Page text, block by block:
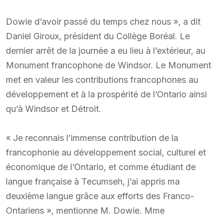
Dowie d’avoir passé du temps chez nous », a dit
Daniel Giroux, président du Collège Boréal. Le
dernier arrêt de la journée a eu lieu à l’extérieur, au
Monument francophone de Windsor. Le Monument
met en valeur les contributions francophones au
développement et à la prospérité de l’Ontario ainsi
qu’à Windsor et Détroit.
« Je reconnais l’immense contribution de la
francophonie au développement social, culturel et
économique de l’Ontario, et comme étudiant de
langue française à Tecumseh, j’ai appris ma
deuxième langue grâce aux efforts des Franco-
Ontariens », mentionne M. Dowie. Mme